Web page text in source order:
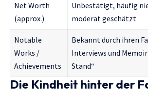
Net Worth
(approx.)
Unbestätigt, häufig
moderat geschätzt
Notable
Works /
Achievements
Bekannt durch ihren
Interviews und
Stand“
Die Kindheit hinter der